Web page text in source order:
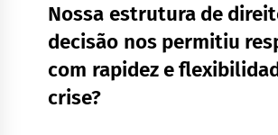
Nossa estrutura de
decisão nos permitiu
com rapidez e
crise?